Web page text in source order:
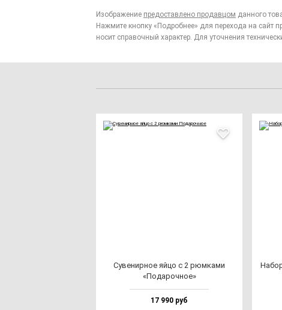
Изображение предоставлено продавцом данного
Нажмите кнопку «Подробнее» для перехода на сайт
носит справочный характер. Для уточнения
Суве­нир­ное яй­цо с 2 рюм­ка­ми
«Пода­роч­ное»
17 990 руб